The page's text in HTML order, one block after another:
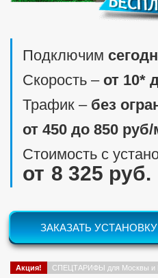
Подключим
Скорость ‒ от 10*
Трафик ‒ без
от 450 до 850
Стоимость с
8 325 руб.
ЗАКАЗАТЬ УСТАНОВКУ
Акция! СПЕЦТАРИФЫ для Москвы